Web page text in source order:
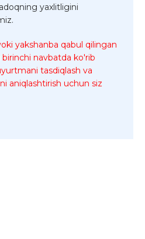
yaxlitligini
yakshanba qabul qilingan
navbatda ko'rib
tasdiqlash va
aniqlashtirish uchun siz